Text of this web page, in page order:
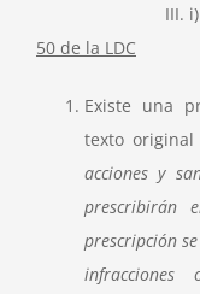
III.
50 de la LDC
Existe una
texto
acciones y
prescribirán
prescripción